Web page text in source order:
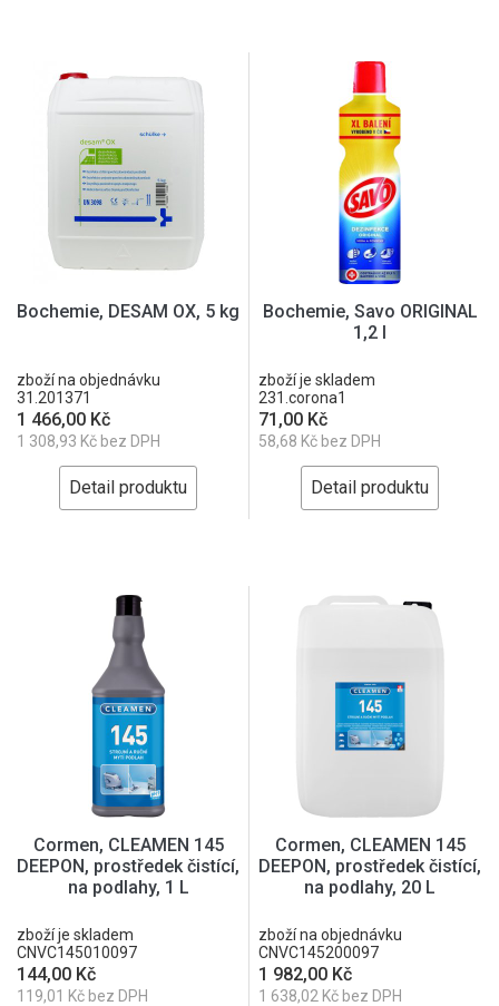
Bochemie, DESAM OX, 5 kg
zboží na objednávku
31.201371
1 466,00 Kč
1 308,93 Kč bez DPH
Detail produktu
Bochemie, Savo ORIGINAL
1,2 l
zboží je skladem
231.corona1
71,00 Kč
58,68 Kč bez DPH
Detail produktu
Cormen, CLEAMEN 145
DEEPON, prostředek čistící,
na podlahy, 1 L
zboží je skladem
CNVC145010097
144,00 Kč
119,01 Kč bez DPH
Cormen, CLEAMEN 145
DEEPON, prostředek čistící,
na podlahy, 20 L
zboží na objednávku
CNVC145200097
1 982,00 Kč
1 638,02 Kč bez DPH